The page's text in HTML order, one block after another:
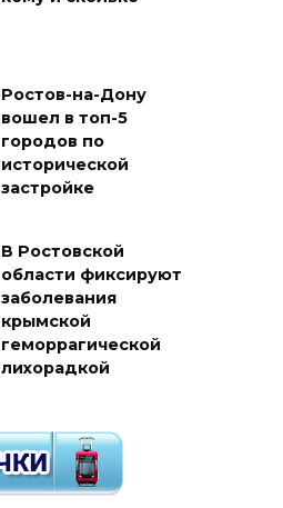
Ростов-на-Дону
вошел в топ-5
городов по
исторической
застройке
В Ростовской
области фиксируют
заболевания
крымской
геморрагической
лихорадкой